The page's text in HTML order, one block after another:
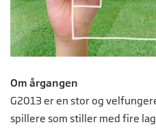
Om årgangen
G2013 er en stor og
spillere som stiller med fire